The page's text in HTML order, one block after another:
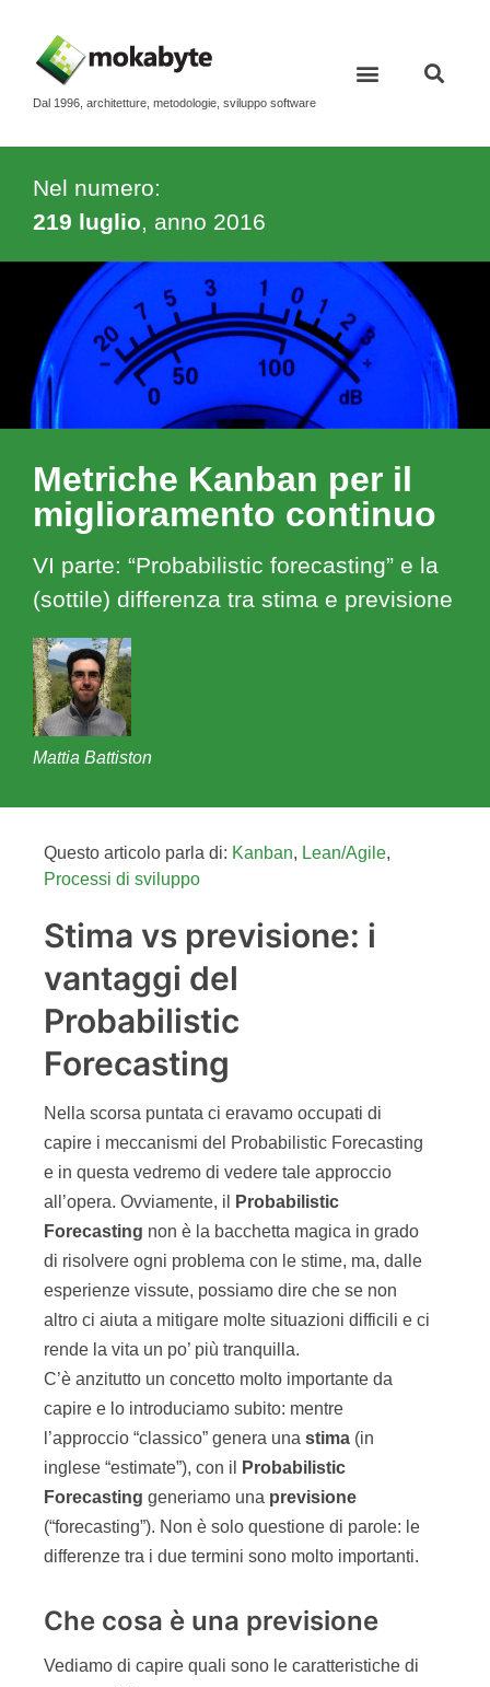
Dal 1996, architetture, metodologie, sviluppo software
Nel numero:
219 luglio, anno 2016
Metriche Kanban per il
miglioramento continuo
VI parte: “Probabilistic forecasting” e la
(sottile) differenza tra stima e previsione
Mattia Battiston
Questo articolo parla di: Kanban, Lean/Agile,
Processi di sviluppo
Stima vs previsione: i
vantaggi del
Probabilistic
Forecasting
Nella scorsa puntata ci eravamo occupati di
capire i meccanismi del Probabilistic Forecasting
e in questa vedremo di vedere tale approccio
all’opera. Ovviamente, il
Probabilistic
Forecasting non è la bacchetta magica in grado
di risolvere ogni problema con le stime, ma, dalle
esperienze vissute, possiamo dire che se non
altro ci aiuta a mitigare molte situazioni difficili e ci
rende la vita un po’ più tranquilla.
C’è anzitutto un concetto molto importante da
capire e lo introduciamo subito: mentre
l’approccio “classico” genera una stima (in
inglese “estimate”), con il
Probabilistic
Forecasting generiamo una previsione
(“forecasting”). Non è solo questione di parole: le
differenze tra i due termini sono molto importanti.
Che cosa è una previsione
Vediamo di capire quali sono le caratteristiche di